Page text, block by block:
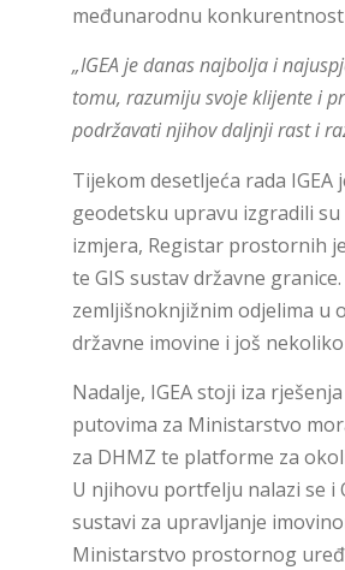
međunarodnu konkurentnost
„IGEA je danas najbolja i
tomu, razumiju svoje klijente i
podržavati njihov daljnji rast i
Tijekom desetljeća rada
geodetsku upravu izgradili
izmjera, Registar prostornih
te GIS sustav državne
zemljišnoknjižnim odjelima u
državne imovine i još
Nadalje, IGEA stoji iza
putovima za Ministarstvo
za DHMZ te platforme za
U njihovu portfelju nalazi se
sustavi za upravljanje
Ministarstvo prostornog